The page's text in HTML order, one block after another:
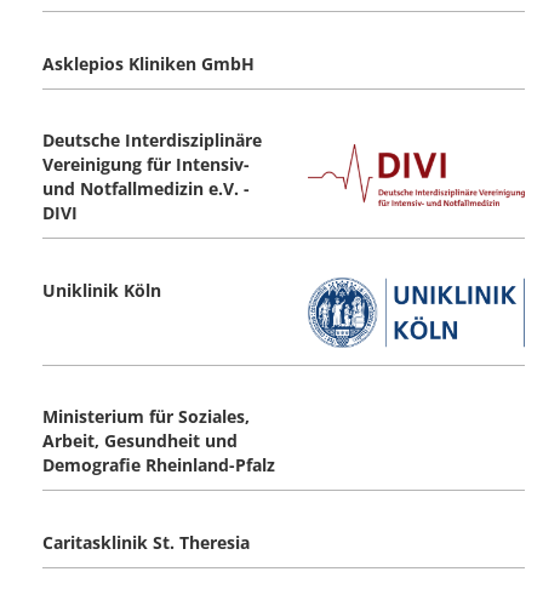
Asklepios Kliniken GmbH
Deutsche Interdisziplinäre
Vereinigung für Intensiv-
und Notfallmedizin e.V. -
DIVI
Uniklinik Köln
Ministerium für Soziales,
Arbeit, Gesundheit und
Demografie Rheinland-Pfalz
Caritasklinik St. Theresia